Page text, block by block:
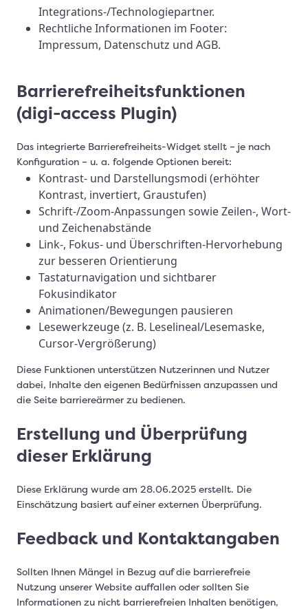
Integrations-/Technologiepartner.
Rechtliche Informationen im Footer:
Impressum, Datenschutz und AGB.
Barrierefreiheitsfunktionen
(digi-access Plugin)
Das integrierte Barrierefreiheits-Widget stellt – je nach
Konfiguration – u. a. folgende Optionen bereit:
Kontrast- und Darstellungsmodi (erhöhter
Kontrast, invertiert, Graustufen)
Schrift-/Zoom-Anpassungen sowie Zeilen-, Wort-
und Zeichenabstände
Link-, Fokus- und Überschriften-Hervorhebung
zur besseren Orientierung
Tastaturnavigation und sichtbarer
Fokusindikator
Animationen/Bewegungen pausieren
Lesewerkzeuge (z. B. Leselineal/Lesemaske,
Cursor-Vergrößerung)
Diese Funktionen unterstützen Nutzerinnen und Nutzer
dabei, Inhalte den eigenen Bedürfnissen anzupassen und
die Seite barriereärmer zu bedienen.
Erstellung und Überprüfung
dieser Erklärung
Diese Erklärung wurde am 28.06.2025 erstellt. Die
Einschätzung basiert auf einer externen Überprüfung.
Feedback und Kontaktangaben
Sollten Ihnen Mängel in Bezug auf die barrierefreie
Nutzung unserer Website auffallen oder sollten Sie
Informationen zu nicht barrierefreien Inhalten benötigen,